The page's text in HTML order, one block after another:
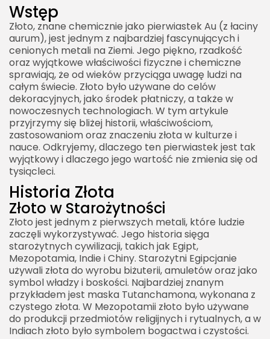
Wstęp
Złoto, znane chemicznie jako pierwiastek Au (z łaciny
aurum), jest jednym z najbardziej fascynujących i
cenionych metali na Ziemi. Jego piękno, rzadkość
oraz wyjątkowe właściwości fizyczne i chemiczne
sprawiają, że od wieków przyciąga uwagę ludzi na
całym świecie. Złoto było używane do celów
dekoracyjnych, jako środek płatniczy, a także w
nowoczesnych technologiach. W tym artykule
przyjrzymy się bliżej historii, właściwościom,
zastosowaniom oraz znaczeniu złota w kulturze i
nauce. Odkryjemy, dlaczego ten pierwiastek jest tak
wyjątkowy i dlaczego jego wartość nie zmienia się od
tysiącleci.
Historia Złota
Złoto w Starożytności
Złoto jest jednym z pierwszych metali, które ludzie
zaczęli wykorzystywać. Jego historia sięga
starożytnych cywilizacji, takich jak Egipt,
Mezopotamia, Indie i Chiny. Starożytni Egipcjanie
używali złota do wyrobu biżuterii, amuletów oraz jako
symbol władzy i boskości. Najbardziej znanym
przykładem jest maska Tutanchamona, wykonana z
czystego złota. W Mezopotamii złoto było używane
do produkcji przedmiotów religijnych i rytualnych, a w
Indiach złoto było symbolem bogactwa i czystości.
Złoto w Literaturze i Sztuce
Złoto jako Symbol Władzy i Statusu
Złoto w Przemyśle i Technologii
Zastosowanie w Przemyśle Elektronicznym
Złoto w Przemyśle Lotniczym i Kosmicznym
Złoto w Przemyśle Chemicznym
Odkrycia i Wydobycie Złota
Największe Złoża Złota na Świecie
Metody Wydobycia Złota
Wpływ Wydobycia Złota na Środowisko
Przyszłość Złota
Złoto w Nowoczesnych Technologiach
Zrównoważone Wydobycie i Recykling Złota
Złoto jako Inwestycja
Podsumowanie
Ciekawostki o Złocie (Au Pierwiastku)